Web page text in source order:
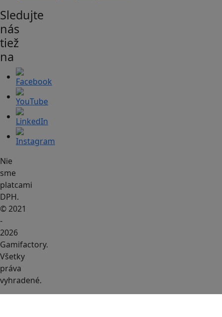
Sledujte
nás
tiež
na
Nie
sme
platcami
DPH.
© 2021
-
2026
Gamifactory.
Všetky
práva
vyhradené.